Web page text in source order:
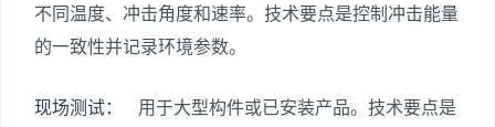
不同温度、冲击角度和速率。技术要点是控制冲击能量
的一致性并记录环境参数。
现场测试：
用于大型构件或已安装产品。技术要点是